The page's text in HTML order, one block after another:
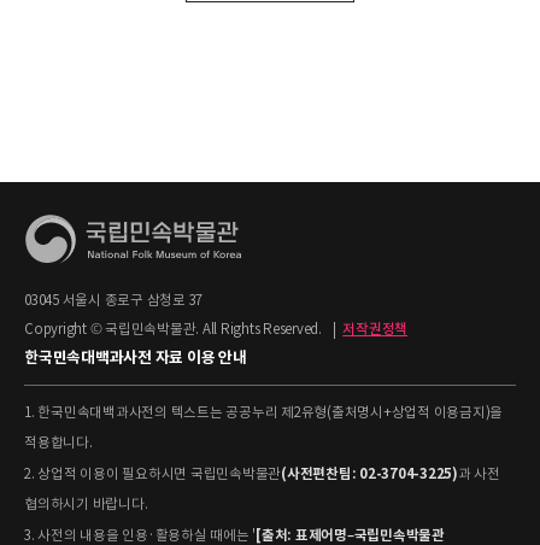
03045 서울시 종로구 삼청로 37
Copyright © 국립민속박물관. All Rights Reserved.
저작권정책
한국민속대백과사전 자료 이용 안내
1. 한국민속대백과사전의 텍스트는 공공누리 제2유형(출처명시+상업적 이용금지)을
적용합니다.
2. 상업적 이용이 필요하시면 국립민속박물관(사전편찬팀: 02-3704-3225)과 사전
협의하시기 바랍니다.
3. 사전의 내용을 인용·활용하실 때에는 ' [출처: 표제어명–국립민속박물관